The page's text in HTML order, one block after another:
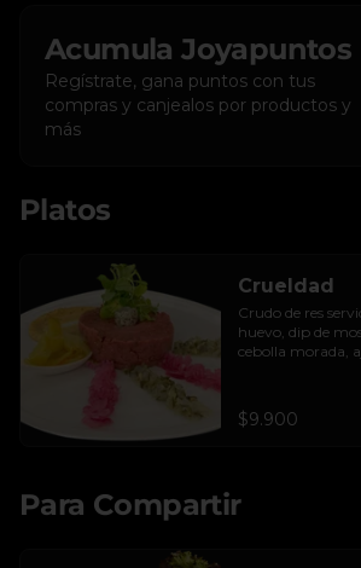
AcumulaJoyapuntos
Regístrate, gana puntos con tus
compras y canjealos por productos y
más
Platos
Crueldad
Crudo de res
huevo, dip de
cebolla morada,
$9.900
Para Compartir